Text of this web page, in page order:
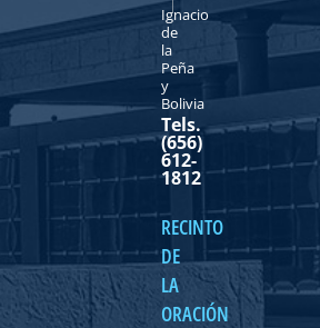
Ignacio
de
la
Peña
y
Bolivia
Tels.
(656)
612-
1812
RECINTO
DE
LA
ORACIÓN